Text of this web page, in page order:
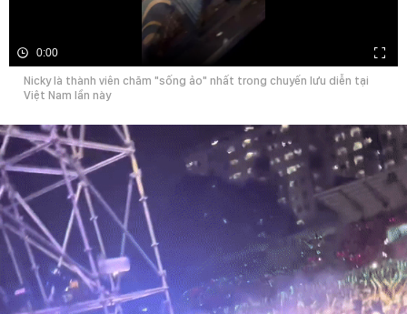
0:00
Nicky là thành viên chăm "sống ảo" nhất trong chuyến lưu diễn tại
Việt Nam lần này